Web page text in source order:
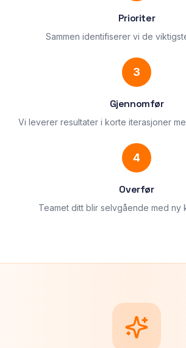
Prioriter
Sammen identifiserer vi de
3
Gjennomfør
Vi leverer resultater i korte iterasjoner
4
Overfør
Teamet ditt blir selvgående med ny